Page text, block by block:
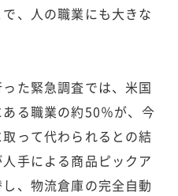
、人の職業にも大きな
た緊急調査では、米国
る職業の約50％が、今
って代わられるとの結
手による商品ピックア
、物流倉庫の完全自動